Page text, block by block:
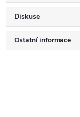
Diskuse
Ostatní informace